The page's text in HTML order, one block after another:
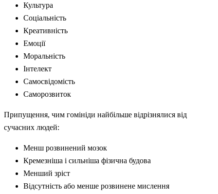
Культура
Соціальність
Креативність
Емоції
Моральність
Інтелект
Самосвідомість
Саморозвиток
Припущення, чим гомініди найбільше відрізнялися від
сучасних людей:
Менш розвинений мозок
Кремезніша і сильніша фізична будова
Менший зріст
Відсутність або менше розвинене мислення